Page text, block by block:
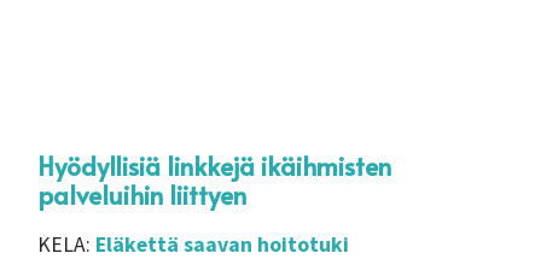
Hyödyllisiä linkkejä ikäihmisten
palveluihin liittyen
KELA: Eläkettä saavan hoitotuki